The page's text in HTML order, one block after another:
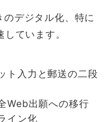
デジタル化、特に
ています。
ト入力と郵送の二段
Web出願への移行
イン化